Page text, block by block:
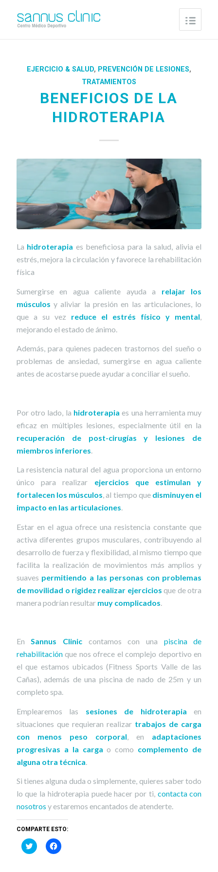
EJERCICIO & SALUD, PREVENCIÓN DE LESIONES,
TRATAMIENTOS
BENEFICIOS DE LA
HIDROTERAPIA
La hidroterapia es beneficiosa para la salud, alivia el
estrés, mejora la circulación y favorece la rehabilitación
física
Sumergirse en agua caliente ayuda a relajar los
músculos y aliviar la presión en las articulaciones, lo
que a su vez reduce el estrés físico y mental,
mejorando el estado de ánimo.
Además, para quienes padecen trastornos del sueño o
problemas de ansiedad, sumergirse en agua caliente
antes de acostarse puede ayudar a conciliar el sueño.
Por otro lado, la hidroterapia es una herramienta muy
eficaz en múltiples lesiones, especialmente útil en la
recuperación de post-cirugías y lesiones de
miembros inferiores
La resistencia natural del agua proporciona un entorno
único para realizar ejercicios que estimulan y
fortalecen los músculos, al tiempo que disminuyen el
impacto en las articulaciones.
Estar en el agua ofrece una resistencia constante que
activa diferentes grupos musculares, contribuyendo al
desarrollo de fuerza y flexibilidad, al mismo tiempo que
facilita la realización de movimientos más amplios y
suaves permitiendo a las personas con problemas
de movilidad o rigidez realizar ejercicios que de otra
manera podrían resultar muy complicados
EnSannus Cliniccontamos con una piscina de
rehabilitaciónque nos ofrece el complejo deportivo en
el que estamos ubicados (Fitness Sports Valle de las
Cañas), además de una piscina de nado de 25m y un
completo spa.
Emplearemos las sesiones de hidroterapia en
situaciones que requieran realizar trabajos de carga
con menos peso corporal , en adaptaciones
progresivas a la cargao como complemento de
alguna otra técnica
Si tienes alguna duda o simplemente, quieres saber todo
lo que la hidroterapia puede hacer por ti, contacta con
nosotros y estaremos encantados de atenderte.
COMPARTE ESTO:
Haz
clic
Haz
clic